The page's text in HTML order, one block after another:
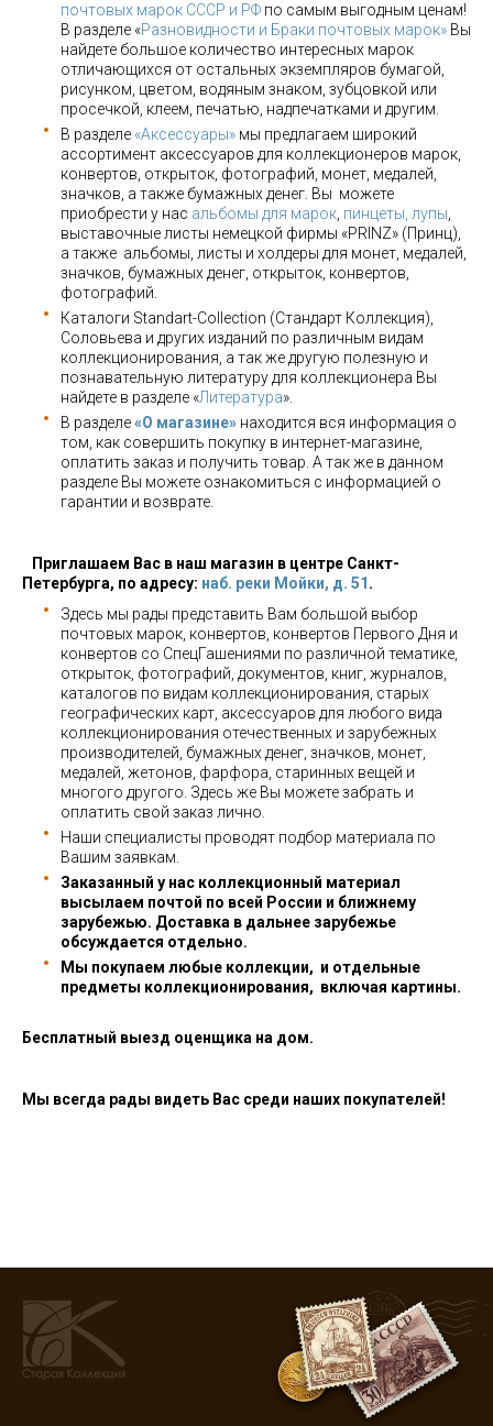
почтовых марок СССР и РФ по самым выгодным ценам!
В разделе «Разновидности и Браки почтовых марок» Вы
найдете большое количество интересных марок
отличающихся от остальных экземпляров бумагой,
рисунком, цветом, водяным знаком, зубцовкой или
просечкой, клеем, печатью, надпечатками и другим.
В разделе «Аксессуары» мы предлагаем широкий
ассортимент аксессуаров для коллекционеров марок,
конвертов, открыток, фотографий, монет, медалей,
значков, а также бумажных денег. Вы можете
приобрести у нас альбомы для марок пинцеты, лупы
выставочные листы немецкой фирмы «PRINZ» (Принц),
а также альбомы, листы и холдеры для монет, медалей,
значков, бумажных денег, открыток, конвертов,
фотографий.
Каталоги Standart-Collection (Стандарт Коллекция),
Соловьева и других изданий по различным видам
коллекционирования, а так же другую полезную и
познавательную литературу для коллекционера Вы
найдете в разделе «Литература».
В разделе«О магазине» находится вся информация о
том, как совершить покупку в интернет-магазине,
оплатить заказ и получить товар. А так же в данном
разделе Вы можете ознакомиться с информацией о
гарантии и возврате.
Приглашаем Вас в наш магазин в центре Санкт-
Петербурга, по адресу: наб. реки Мойки, д. 51 .
Здесь мы рады представить Вам большой выбор
почтовых марок, конвертов, конвертов Первого Дня и
конвертов со СпецГашениями по различной тематике,
открыток, фотографий, документов, книг, журналов,
каталогов по видам коллекционирования, старых
географических карт, аксессуаров для любого вида
коллекционирования отечественных и зарубежных
производителей, бумажных денег, значков, монет,
медалей, жетонов, фарфора, старинных вещей и
многого другого. Здесь же Вы можете забрать и
оплатить свой заказ лично.
Наши специалисты проводят подбор материала по
Вашим заявкам.
Заказанный у нас коллекционный материал
высылаем почтой по всей России и ближнему
зарубежью. Доставка в дальнее зарубежье
обсуждается отдельно.
Мы покупаем любые коллекции, и отдельные
предметы коллекционирования, включая картины.
Бесплатный выезд оценщика на дом.
Мы всегда рады видеть Вас среди наших покупателей!